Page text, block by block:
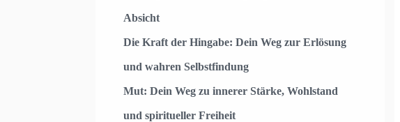
Absicht
Die Kraft der Hingabe: Dein Weg zur Erlösung
und wahren Selbstfindung
Mut: Dein Weg zu innerer Stärke, Wohlstand
und spiritueller Freiheit